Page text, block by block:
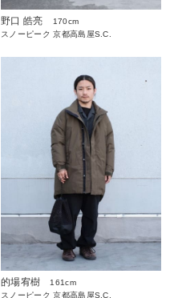
野口 皓亮
170cm
スノーピーク 京都高島屋S.C.
的場宥樹
161cm
スノーピーク 京都高島屋S.C.